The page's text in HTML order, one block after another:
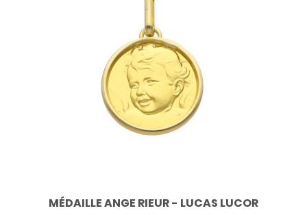
MÉDAILLE ANGE RIEUR - LUCAS LUCOR